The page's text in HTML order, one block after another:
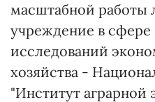
масштабной работы
учреждение в сфере
исследований
хозяйства -
"Институт аграрной